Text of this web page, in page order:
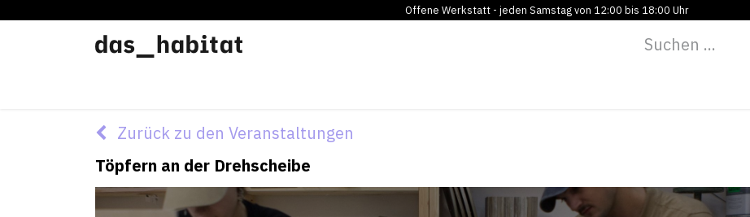
Offene Werkstatt - jeden Samstag von 12:00 bis 18:00 Uhr
Zurück zu den Veranstaltungen
Töpfern an der Drehscheibe